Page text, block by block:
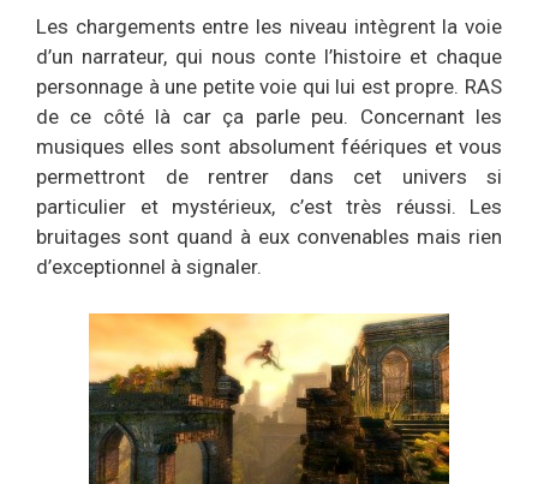
Les chargements entre les niveau intègrent la voie
d’un narrateur, qui nous conte l’histoire et chaque
personnage à une petite voie qui lui est propre. RAS
de ce côté là car ça parle peu. Concernant les
musiques elles sont absolument féériques et vous
permettront de rentrer dans cet univers si
particulier et mystérieux, c’est très réussi. Les
bruitages sont quand à eux convenables mais rien
d’exceptionnel à signaler.